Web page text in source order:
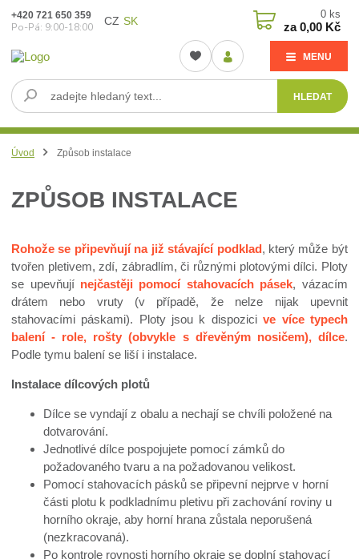
CZ SK
MENU
HLEDAT
+420 721 650 359
Po-Pá: 9:00-18:00
0 ks
za0,00 Kč
Úvod Způsob instalace
ZPŮSOB INSTALACE
Rohože se připevňují na již stávající podklad, který může být
tvořen pletivem, zdí, zábradlím, či různými plotovými dílci. Ploty
se upevňují nejčastěji pomocí stahovacích pásek, vázacím
drátem nebo vruty (v případě, že nelze nijak upevnit
stahovacími páskami). Ploty jsou k dispozicive více typech
balení - role, rošty (obvykle s dřevěným nosičem), dílce.
Podle tymu balení se liší i instalace.
Instalace dílcových plotů
Dílce se vyndají z obalu a nechají se chvíli položené na
dotvarování.
Jednotlivé dílce pospojujete pomocí zámků do
požadovaného tvaru a na požadovanou velikost.
Pomocí stahovacích pásků se připevní nejprve v horní
části plotu k podkladnímu pletivu při zachování roviny u
horního okraje, aby horní hrana zůstala neporušená
(nezkracovaná).
Po kontrole rovnosti horního okraje se doplní stahovací